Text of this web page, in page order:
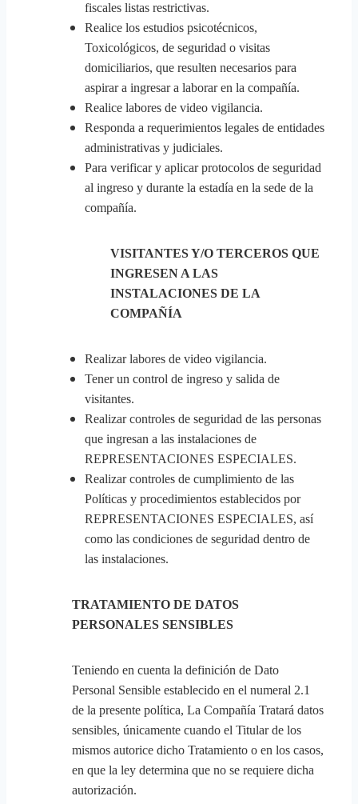
fiscales listas restrictivas.
Realice los estudios psicotécnicos,
Toxicológicos, de seguridad o visitas
domiciliarios, que resulten necesarios para
aspirar a ingresar a laborar en la compañía.
Realice labores de video vigilancia.
Responda a requerimientos legales de entidades
administrativas y judiciales.
Para verificar y aplicar protocolos de seguridad
al ingreso y durante la estadía en la sede de la
compañía.
VISITANTES Y/O TERCEROS QUE
INGRESEN A LAS
INSTALACIONES DE LA
COMPAÑÍA
Realizar labores de video vigilancia.
Tener un control de ingreso y salida de
visitantes.
Realizar controles de seguridad de las personas
que ingresan a las instalaciones de
REPRESENTACIONES ESPECIALES.
Realizar controles de cumplimiento de las
Políticas y procedimientos establecidos por
REPRESENTACIONES ESPECIALES, así
como las condiciones de seguridad dentro de
las instalaciones.
TRATAMIENTO DE DATOS
PERSONALES SENSIBLES
Teniendo en cuenta la definición de Dato
Personal Sensible establecido en el numeral 2.1
de la presente política, La Compañía Tratará datos
sensibles, únicamente cuando el Titular de los
mismos autorice dicho Tratamiento o en los casos,
en que la ley determina que no se requiere dicha
autorización.